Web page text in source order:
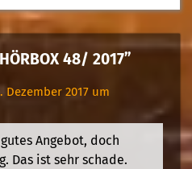
48/ 2017”
Dezember 2017 um
Angebot, doch
Das ist sehr schade.